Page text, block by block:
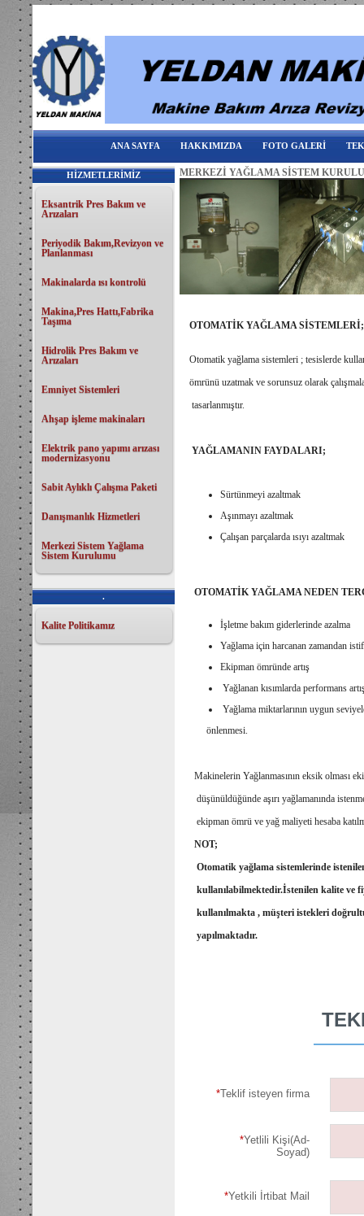
ANA SAYFA HAKKIMIZDA FOTO GALERİ
HİZMETLERİMİZ
Eksantrik Pres Bakım ve
Arızaları
Periyodik Bakım,Revizyon ve
Planlanması
Makinalarda ısı kontrolü
Makina,Pres Hattı,Fabrika
Taşıma
Hidrolik Pres Bakım ve
Arızaları
Emniyet Sistemleri
Ahşap işleme makinaları
Elektrik pano yapımı arızası
modernizasyonu
Sabit Aylıklı Çalışma Paketi
Danışmanlık Hizmetleri
Merkezi Sistem Yağlama
Sistem Kurulumu
.
Kalite Politikamız
MERKEZİ YAĞLAMA SİSTEM
OTOMATİK YAĞLAMA SİSTEMLERİ;
Otomatik yağlama sistemleri ; tesislerde
ömrünü uzatmak ve sorunsuz olarak
tasarlanmıştır.
YAĞLAMANIN FAYDALARI;
Sürtünmeyi azaltmak
Aşınmayı azaltmak
Çalışan parçalarda ısıyı azaltmak
OTOMATİK YAĞLAMA NEDEN
İşletme bakım giderlerinde azalma
Yağlama için harcanan zamandan
Ekipman ömründe artış
Yağlanan kısımlarda performans
Yağlama miktarlarının uygun
önlenmesi.
Makinelerin Yağlanmasının eksik olması
düşünüldüğünde aşırı yağlamanında
ekipman ömrü ve yağ maliyeti hesaba
NOT;
Otomatik yağlama sistemlerinde
kullanılabilmektedir.İstenilen kalite ve
kullanılmakta , müşteri istekleri
yapılmaktadır.
*Teklif isteyen firma
*Yetlili Kişi(Ad-
Soyad)
*Yetkili İrtibat Mail